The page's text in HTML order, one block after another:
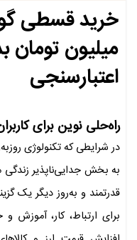
میلیون تومان
اعتبارسنجی
راه‌حلی نوین برای
در شرایطی که تکنولوژی
به بخش جدایی‌ناپذیر
قدرتمند و به‌روز دیگر یک
برای ارتباط، کار، آموزش